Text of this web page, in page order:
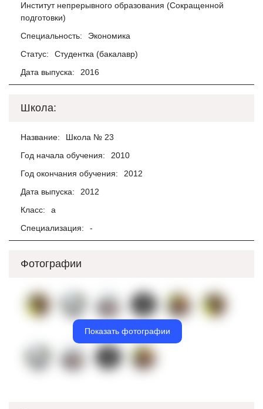
Институт непрерывного образования (Сокращенной
подготовки)
Специальность:
Экономика
Статус:
Студентка (бакалавр)
Дата выпуска:
2016
Школа:
Название:
Школа № 23
Год начала обучения:
2010
Год окончания обучения:
2012
Дата выпуска:
2012
Класс:
а
Специализация:
-
Фотографии
Показать фотографии